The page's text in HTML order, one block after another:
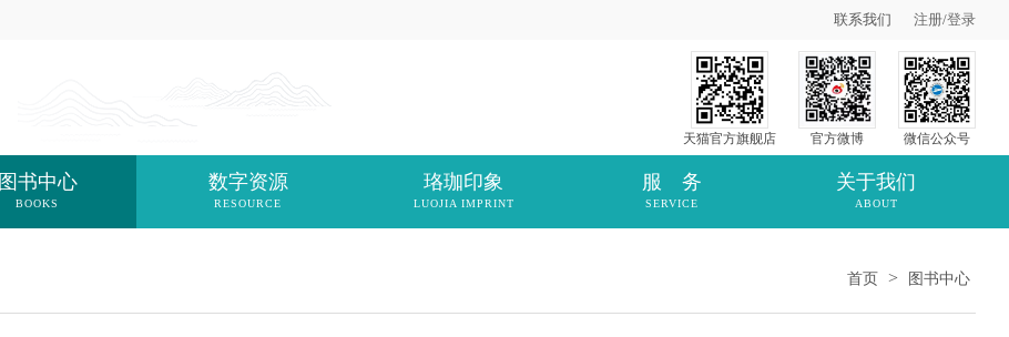
联系我们 注册/登录
天猫官方旗舰店 官方微博 微信公众号
图书中心
BOOKS
数字资源
RESOURCE
珞珈印象
LUOJIA IMPRINT
服 务
SERVICE
关于我们
ABOUT
首页 > 图书中心